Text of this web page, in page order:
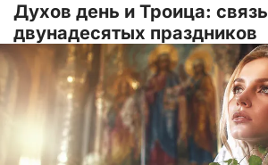
Духов день и Троица: связь
двунадесятых праздников